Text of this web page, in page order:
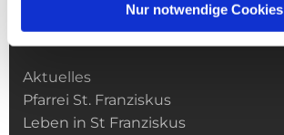
Nur notwendige Cookies
Kirchengemeinde­­ St. Franziskus
Aktuelles
Pfarrei St. Franziskus
Leben in St Franziskus